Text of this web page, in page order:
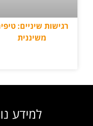
רגישות שיניים:
משיננית
למידע